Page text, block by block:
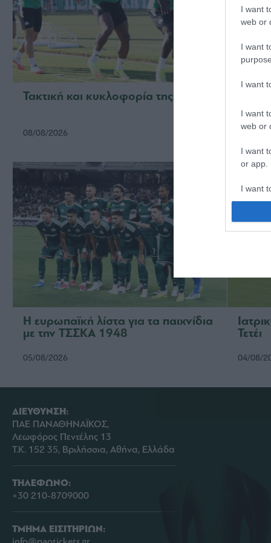
I want
web or
I want
I want
I want
web or
I want
or app.
I want
I want
Τακτική και κυκλοφορία της μπάλας
08/08/2026
Η ευρωπαϊκή λίστα για τα παιχνίδια
με την ΤΣΣΚΑ 1948
05/08/2026
Τετέι
04/08/
ΔΙΕΥΘΥΝΣΗ:
ΠΑΕ ΠΑΝΑΘΗΝΑΪΚΟΣ,
Λεωφόρος Πεντέλης 13
Τ.Κ. 152 35, Βριλήσσια, Αθήνα, Ελλάδα
ΤΗΛΕΦΩΝΟ:
+30 210-8709000
ΤΜΗΜΑ ΕΙΣΙΤΗΡΙΩΝ: